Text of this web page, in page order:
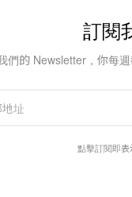
Beauty
像奇蹟般
血模特兒
日本網民都在為她
訂閱
們的 Newsletter，你每
點擊訂閱即